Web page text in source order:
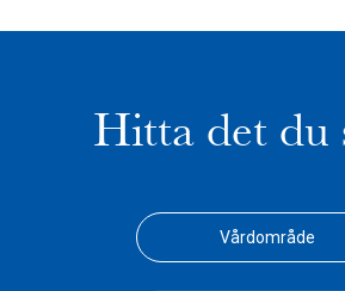
Hitta det du
Vårdområde